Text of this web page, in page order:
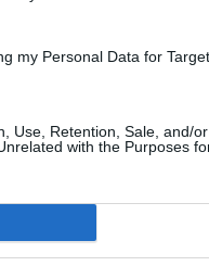
my Personal Data for
Use, Retention, Sale, and/
with the Purposes